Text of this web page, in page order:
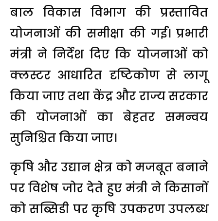
बाल विकास विभाग की प्रस्तावित
योजनाओं की समीक्षा की गई। प्रभारी
मंत्री ने निर्देश दिए कि योजनाओं को
क्लस्टर आधारित दृष्टिकोण से लागू
किया जाए तथा केंद्र और राज्य सरकार
की योजनाओं का बेहतर समन्वय
सुनिश्चित किया जाए।
कृषि और उद्यान क्षेत्र को मजबूत बनाने
पर विशेष जोर देते हुए मंत्री ने किसानों
को सब्सिडी पर कृषि उपकरण उपलब्ध